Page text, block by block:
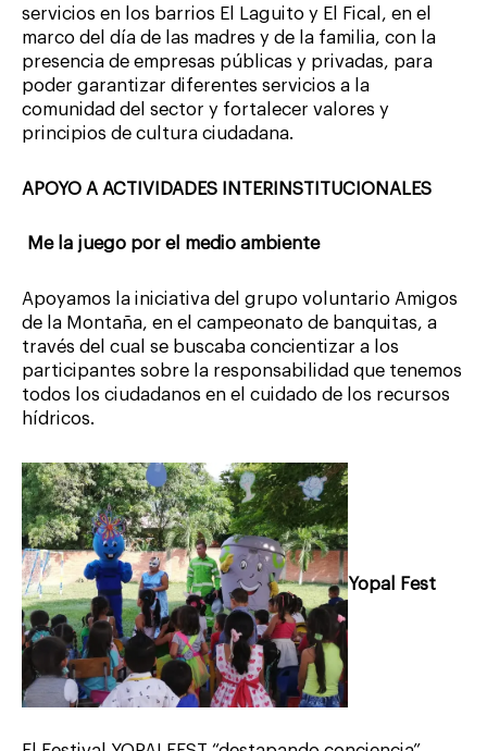
servicios en los barrios El Laguito y El Fical, en el
marco del día de las madres y de la familia, con la
presencia de empresas públicas y privadas, para
poder garantizar diferentes servicios a la
comunidad del sector y fortalecer valores y
principios de cultura ciudadana.
APOYO A ACTIVIDADES INTERINSTITUCIONALES
Me la juego por el medio ambiente
Apoyamos la iniciativa del grupo voluntario Amigos
de la Montaña, en el campeonato de banquitas, a
través del cual se buscaba concientizar a los
participantes sobre la responsabilidad que tenemos
todos los ciudadanos en el cuidado de los recursos
hídricos.
Yopal Fest